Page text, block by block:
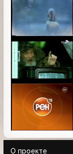
О проекте